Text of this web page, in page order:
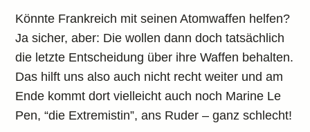
Könnte Frankreich mit seinen Atomwaffen helfen?
Ja sicher, aber: Die wollen dann doch tatsächlich
die letzte Entscheidung über ihre Waffen behalten.
Das hilft uns also auch nicht recht weiter und am
Ende kommt dort vielleicht auch noch Marine Le
Pen, “die Extremistin”, ans Ruder – ganz schlecht!